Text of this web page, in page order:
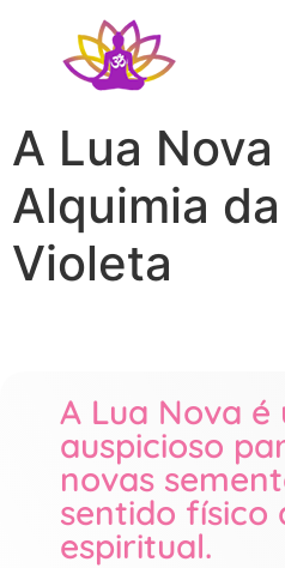
A Lua Nova
Alquimia
Violeta
A Lua Nova
auspicioso
novas
sentido físico
espiritual.